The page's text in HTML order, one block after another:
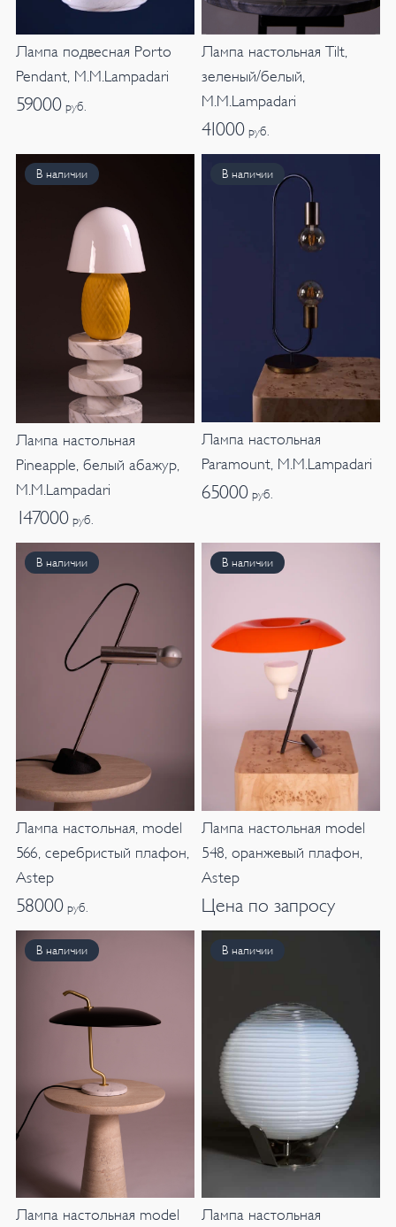
Лампа подвесная Porto
Pendant, M.M.Lampadari
59000 руб.
Лампа настольная Tilt,
зеленый/белый,
M.M.Lampadari
41000 руб.
В наличии
Лампа настольная
Pineapple, белый абажур,
M.M.Lampadari
147000 руб.
В наличии
Лампа настольная
Paramount, M.M.Lampadari
65000 руб.
В наличии
Лампа настольная, model
566, серебристый плафон,
Astep
58000 руб.
В наличии
Лампа настольная model
548, оранжевый плафон,
Astep
Цена по запросу
В наличии
Лампа настольная model
В наличии
Лампа настольная